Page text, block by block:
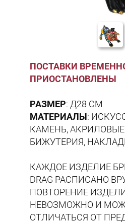
ПОСТАВКИ
ПРИОСТАНОВЛЕНЫ
РАЗМЕР: Д28 СМ
МАТЕРИАЛЫ:
КАМЕНЬ,
БИЖУТЕРИЯ,
КАЖДОЕ ИЗДЕЛИЕ
DRAG РАСПИСАНО
ПОВТОРЕНИЕ
НЕВОЗМОЖНО И
ОТЛИЧАТЬСЯ ОТ